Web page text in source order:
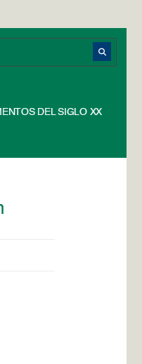
DEL SIGLO XX